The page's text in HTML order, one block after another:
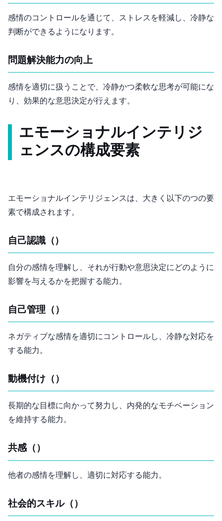
感情のコントロールを通じて、ストレスを軽減し、冷静な
判断ができるようになります。
問題解決能力の向上
感情を適切に扱うことで、冷静かつ柔軟な思考が可能にな
り、効果的な意思決定が行えます。
エモーショナルインテリジ
ェンスの構成要素
エモーショナルインテリジェンスは、大きく以下の5つの要
素で構成されます。
自己認識（Self-Awareness）
自分の感情を理解し、それが行動や意思決定にどのように
影響を与えるかを把握する能力。
自己管理（Self-Regulation）
ネガティブな感情を適切にコントロールし、冷静な対応を
する能力。
動機付け（Motivation）
長期的な目標に向かって努力し、内発的なモチベーション
を維持する能力。
共感（Empathy）
他者の感情を理解し、適切に対応する能力。
社会的スキル（Social Skills）